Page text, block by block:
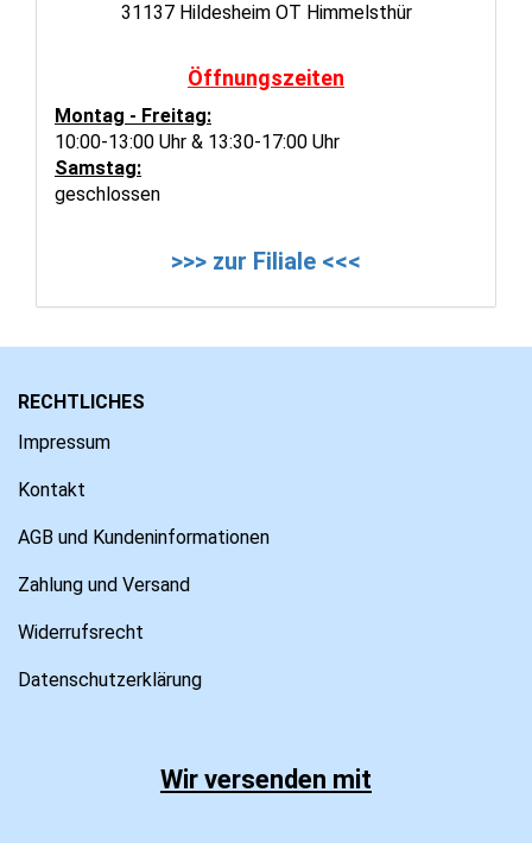
31137 Hildesheim OT Himmelsthür
Öffnungszeiten
Montag - Freitag:
10:00-13:00 Uhr & 13:30-17:00 Uhr
Samstag:
geschlossen
>>> zur Filiale <<<
RECHTLICHES
Impressum
Kontakt
AGB und Kundeninformationen
Zahlung und Versand
Widerrufsrecht
Datenschutzerklärung
Wir versenden mit